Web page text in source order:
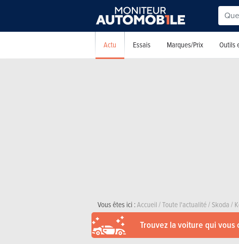
Actu Essais Marques/Prix Outils
Vous êtes ici :Accueil/Toute l'actualité/Skoda/
Trouvez la voiture qui vous